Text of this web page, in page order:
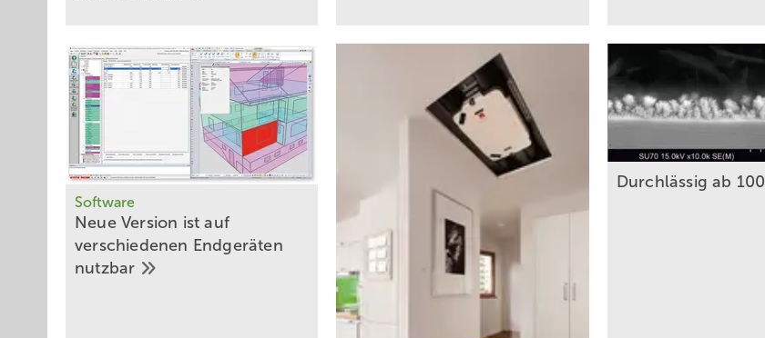
Software
Neue Version ist auf
verschiedenen Endgeräten
nutzbar
Durchlässig ab 100